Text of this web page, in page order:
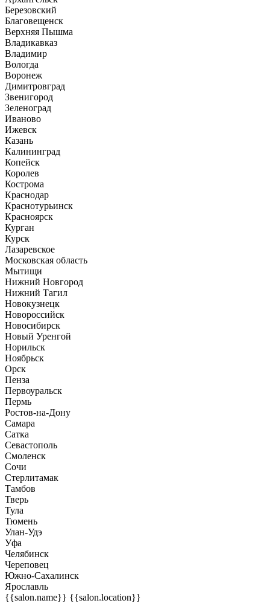
Березовский
Благовещенск
Верхняя Пышма
Владикавказ
Владимир
Вологда
Воронеж
Димитровград
Звенигород
Зеленоград
Иваново
Ижевск
Казань
Калининград
Копейск
Королев
Кострома
Краснодар
Краснотурьинск
Красноярск
Курган
Курск
Лазаревское
Московская область
Мытищи
Нижний Новгород
Нижний Тагил
Новокузнецк
Новороссийск
Новосибирск
Новый Уренгой
Норильск
Ноябрьск
Орск
Пенза
Первоуральск
Пермь
Ростов-на-Дону
Самара
Сатка
Севастополь
Смоленск
Сочи
Стерлитамак
Тамбов
Тверь
Тула
Тюмень
Улан-Удэ
Уфа
Челябинск
Череповец
Южно-Сахалинск
Ярославль
{{salon.name}} {{salon.location}}